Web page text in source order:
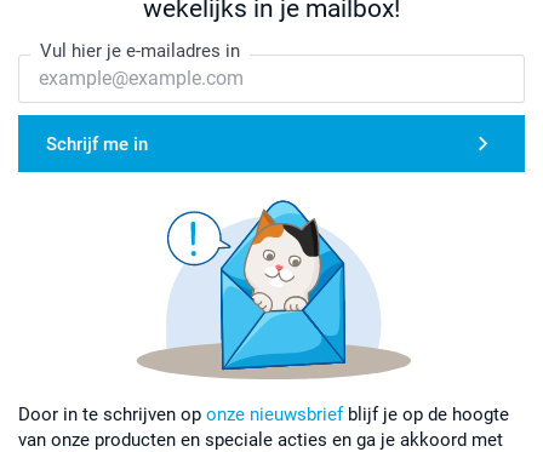
wekelijks in je mailbox!
Vul hier je e-mailadres in
Schrijf me in
Door in te schrijven op onze nieuwsbriefblijf je op de hoogte
van onze producten en speciale acties en ga je akkoord met